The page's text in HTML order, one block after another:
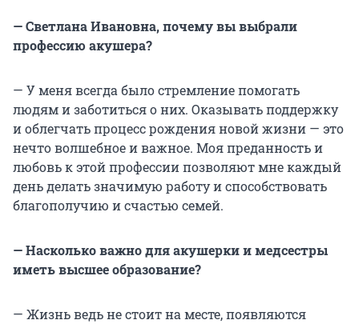
— Светлана Ивановна, почему вы выбрали
профессию акушера?
— У меня всегда было стремление помогать
людям и заботиться о них. Оказывать поддержку
и облегчать процесс рождения новой жизни — это
нечто волшебное и важное. Моя преданность и
любовь к этой профессии позволяют мне каждый
день делать значимую работу и способствовать
благополучию и счастью семей.
— Насколько важно для акушерки и медсестры
иметь высшее образование?
— Жизнь ведь не стоит на месте, появляются